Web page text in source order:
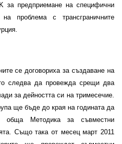
за предприемане на специфични
проблема с трансграничните
се договориха за създаване на
следва да провежда срещи два
за дейността си на тримесечие.
ще бъде до края на годината да
обща
Методика за съвместни
. Също така от месец март 2011